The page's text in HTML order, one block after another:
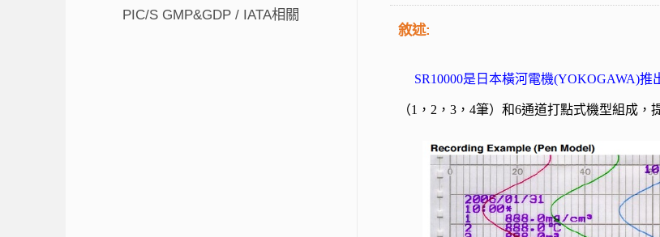
PIC/S GMP&GDP / IATA相關
敘述:
SR10000是日本橫河電機(YOKOGAWA)推
（1，2，3，4筆）和6通道打點式機型組成